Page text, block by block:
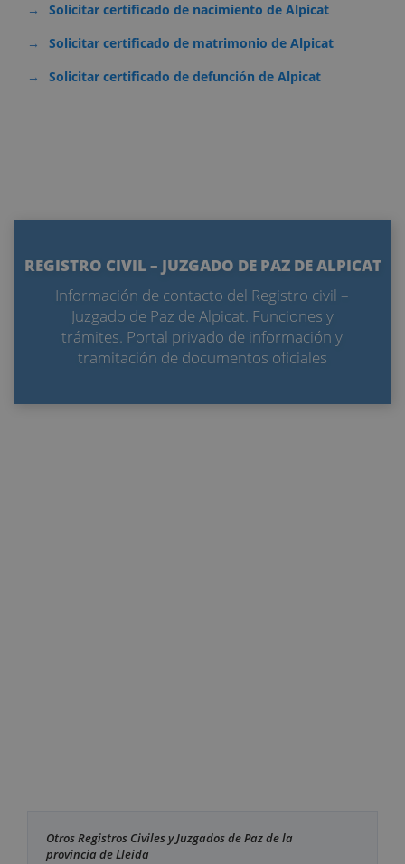
REGISTRO CIVIL – JUZGADO DE PAZ DE ALPICAT
Información de contacto del Registro civil –
Juzgado de Paz de Alpicat. Funciones y
trámites. Portal privado de información y
tramitación de documentos oficiales
Solicitar certificado de nacimiento de Alpicat
Solicitar certificado de matrimonio de Alpicat
Solicitar certificado de defunción de Alpicat
Otros Registros Civiles y Juzgados de Paz de la
provincia de Lleida